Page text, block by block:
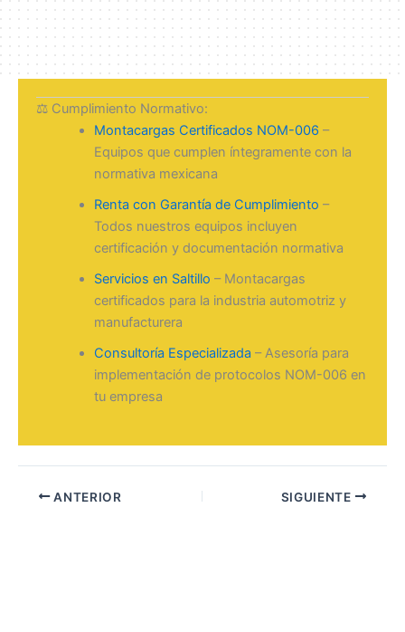
⚖️ Cumplimiento Normativo:
Montacargas Certificados NOM-006 –
Equipos que cumplen íntegramente con la
normativa mexicana
Renta con Garantía de Cumplimiento –
Todos nuestros equipos incluyen
certificación y documentación normativa
Servicios en Saltillo – Montacargas
certificados para la industria automotriz y
manufacturera
Consultoría Especializada – Asesoría para
implementación de protocolos NOM-006 en
tu empresa
ANTERIOR SIGUIENTE